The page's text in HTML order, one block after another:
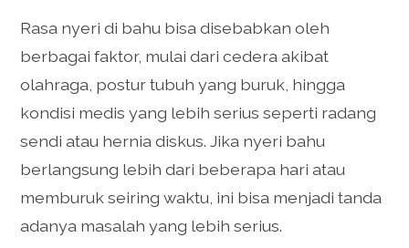
Rasa nyeri di bahu bisa disebabkan oleh
berbagai faktor, mulai dari cedera akibat
olahraga, postur tubuh yang buruk, hingga
kondisi medis yang lebih serius seperti radang
sendi atau hernia diskus. Jika nyeri bahu
berlangsung lebih dari beberapa hari atau
memburuk seiring waktu, ini bisa menjadi tanda
adanya masalah yang lebih serius.